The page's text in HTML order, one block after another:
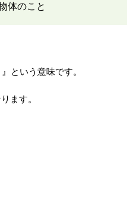
体のこと
という意味です。
ます。